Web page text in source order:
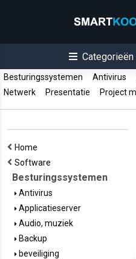
Categorieën
Besturingssystemen Antivirus
Netwerk
Presentatie Project
Home
Software
Besturingssystemen
Antivirus
Applicatieserver
Audio, muziek
Backup
beveiliging